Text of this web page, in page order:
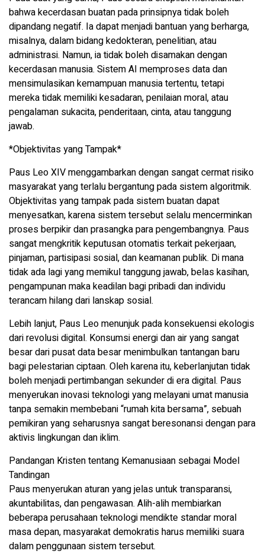
bahwa kecerdasan buatan pada prinsipnya tidak boleh
dipandang negatif. Ia dapat menjadi bantuan yang berharga,
misalnya, dalam bidang kedokteran, penelitian, atau
administrasi. Namun, ia tidak boleh disamakan dengan
kecerdasan manusia. Sistem AI memproses data dan
mensimulasikan kemampuan manusia tertentu, tetapi
mereka tidak memiliki kesadaran, penilaian moral, atau
pengalaman sukacita, penderitaan, cinta, atau tanggung
jawab.
*Objektivitas yang Tampak*
Paus Leo XIV menggambarkan dengan sangat cermat risiko
masyarakat yang terlalu bergantung pada sistem algoritmik.
Objektivitas yang tampak pada sistem buatan dapat
menyesatkan, karena sistem tersebut selalu mencerminkan
proses berpikir dan prasangka para pengembangnya. Paus
sangat mengkritik keputusan otomatis terkait pekerjaan,
pinjaman, partisipasi sosial, dan keamanan publik. Di mana
tidak ada lagi yang memikul tanggung jawab, belas kasihan,
pengampunan maka keadilan bagi pribadi dan individu
terancam hilang dari lanskap sosial.
Lebih lanjut, Paus Leo menunjuk pada konsekuensi ekologis
dari revolusi digital. Konsumsi energi dan air yang sangat
besar dari pusat data besar menimbulkan tantangan baru
bagi pelestarian ciptaan. Oleh karena itu, keberlanjutan tidak
boleh menjadi pertimbangan sekunder di era digital. Paus
menyerukan inovasi teknologi yang melayani umat manusia
tanpa semakin membebani “rumah kita bersama”, sebuah
pemikiran yang seharusnya sangat beresonansi dengan para
aktivis lingkungan dan iklim.
Pandangan Kristen tentang Kemanusiaan sebagai Model
Tandingan
Paus menyerukan aturan yang jelas untuk transparansi,
akuntabilitas, dan pengawasan. Alih-alih membiarkan
beberapa perusahaan teknologi mendikte standar moral
masa depan, masyarakat demokratis harus memiliki suara
dalam penggunaan sistem tersebut.